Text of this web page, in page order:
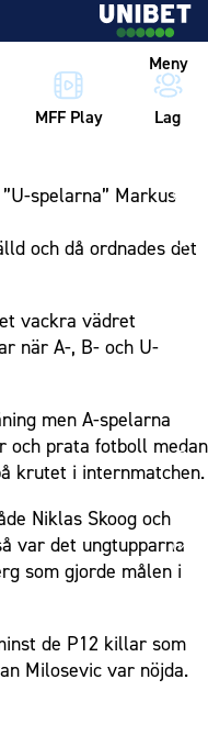
Meny
MFF Play Lag
miljön
spelarna” Markus
och då ordnades det
vackra vädret
när A-, B- och U-
men A-spelarna
och prata fotboll medan
krutet i internmatchen.
Niklas Skoog och
var det ungtupparna
som gjorde målen i
de P12 killar som
Milosevic var nöjda.